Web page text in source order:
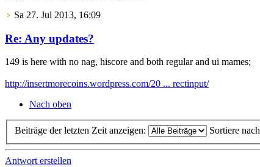
Sa 27. Jul 2013, 16:09
Re: Any updates?
149 is here with no nag, hiscore and both regular and ui mames;
http://insertmorecoins.wordpress.com/20 ... rectinput/
Nach oben
Beiträge der letzten Zeit anzeigen: Sortiere nach
Antwort erstellen